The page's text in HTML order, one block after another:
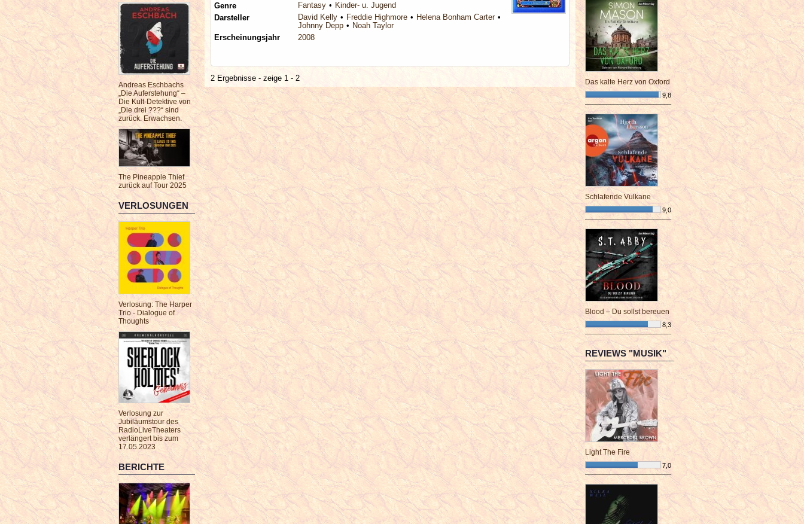
Andreas Eschbachs
„Die Auferstehung“ –
Die Kult-Detektive von
„Die drei ???“ sind
zurück. Erwachsen.
The Pineapple Thief
zurück auf Tour 2025
VERLOSUNGEN
Verlosung: The Harper
Trio - Dialogue of
Thoughts
Verlosung zur
Jubiläumstour des
RadioLiveTheaters
verlängert bis zum
17.05.2023
BERICHTE
Genre Fantasy
Kinder- u. Jugend
Darsteller
David Kelly Freddie Highmore
Helena Bonham Carter
Johnny Depp
Noah Taylor
Erscheinungsjahr
2008
2 Ergebnisse - zeige 1 - 2 Das kalte Herz von Oxford
9,8
¯¯¯¯¯¯¯¯¯¯¯¯¯¯¯¯¯¯¯¯¯¯¯¯
Schlafende Vulkane
9,0
¯¯¯¯¯¯¯¯¯¯¯¯¯¯¯¯¯¯¯¯¯¯¯¯
Blood – Du sollst bereuen
8,3
¯¯¯¯¯¯¯¯¯¯¯¯¯¯¯¯¯¯¯¯¯¯¯¯
REVIEWS "MUSIK"
Light The Fire
7,0
¯¯¯¯¯¯¯¯¯¯¯¯¯¯¯¯¯¯¯¯¯¯¯¯